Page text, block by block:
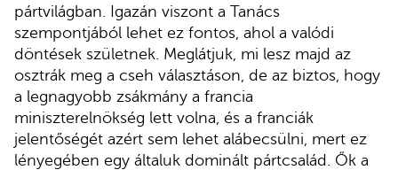
pártvilágban. Igazán viszont a Tanács
szempontjából lehet ez fontos, ahol a valódi
döntések születnek. Meglátjuk, mi lesz majd az
osztrák meg a cseh választáson, de az biztos, hogy
a legnagyobb zsákmány a francia
miniszterelnökség lett volna, és a franciák
jelentőségét azért sem lehet alábecsülni, mert ez
lényegében egy általuk dominált pártcsalád. Ők a